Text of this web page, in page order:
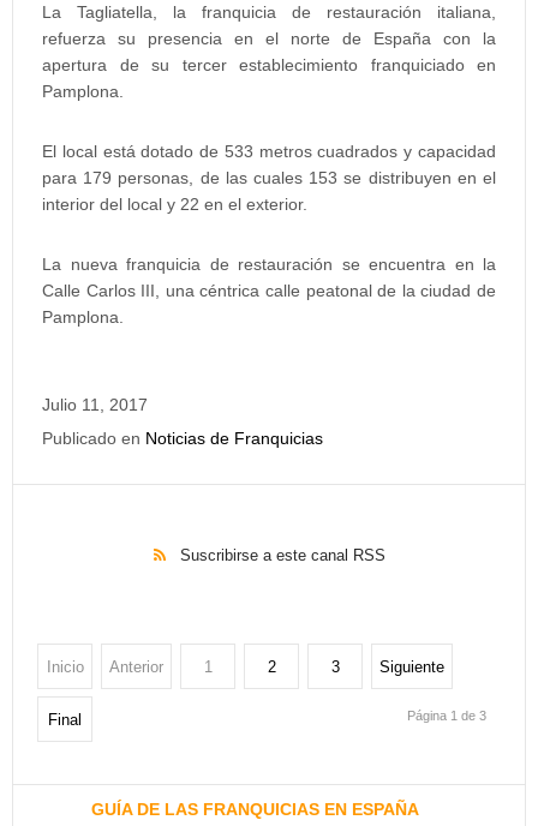
La Tagliatella, la franquicia de restauración italiana,
refuerza su presencia en el norte de España con la
apertura de su tercer establecimiento franquiciado en
Pamplona.
El local está dotado de 533 metros cuadrados y capacidad
para 179 personas, de las cuales 153 se distribuyen en el
interior del local y 22 en el exterior.
La nueva franquicia de restauración se encuentra en la
Calle Carlos III, una céntrica calle peatonal de la ciudad de
Pamplona.
Julio 11, 2017
Publicado en Noticias de Franquicias
Suscribirse a este canal RSS
Inicio Anterior 1 2 3 Siguiente
Final Página 1 de 3
GUÍA DE LAS FRANQUICIAS EN ESPAÑA